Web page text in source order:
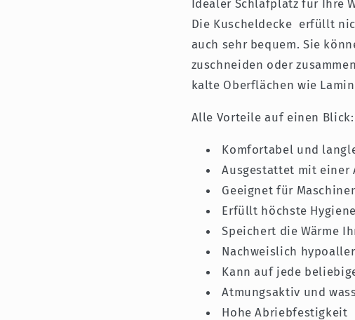
Idealer Schlafplatz für Ihre
Die Kuscheldecke erfüllt
auch sehr bequem. Sie
zuschneiden oder
kalte Oberflächen wie
Alle Vorteile auf einen Blick:
Komfortabel und
Ausgestattet mit einer
Geeignet für
Erfüllt höchste
Speichert die Wärme
Nachweislich
Kann auf jede
Atmungsaktiv und
Hohe Abriebfestigkeit